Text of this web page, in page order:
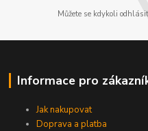
Můžete se kdykoli
Informace pro
Jak nakupovat
Doprava a platba